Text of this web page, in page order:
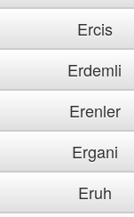
Ercis
Erdemli
Erenler
Ergani
Eruh